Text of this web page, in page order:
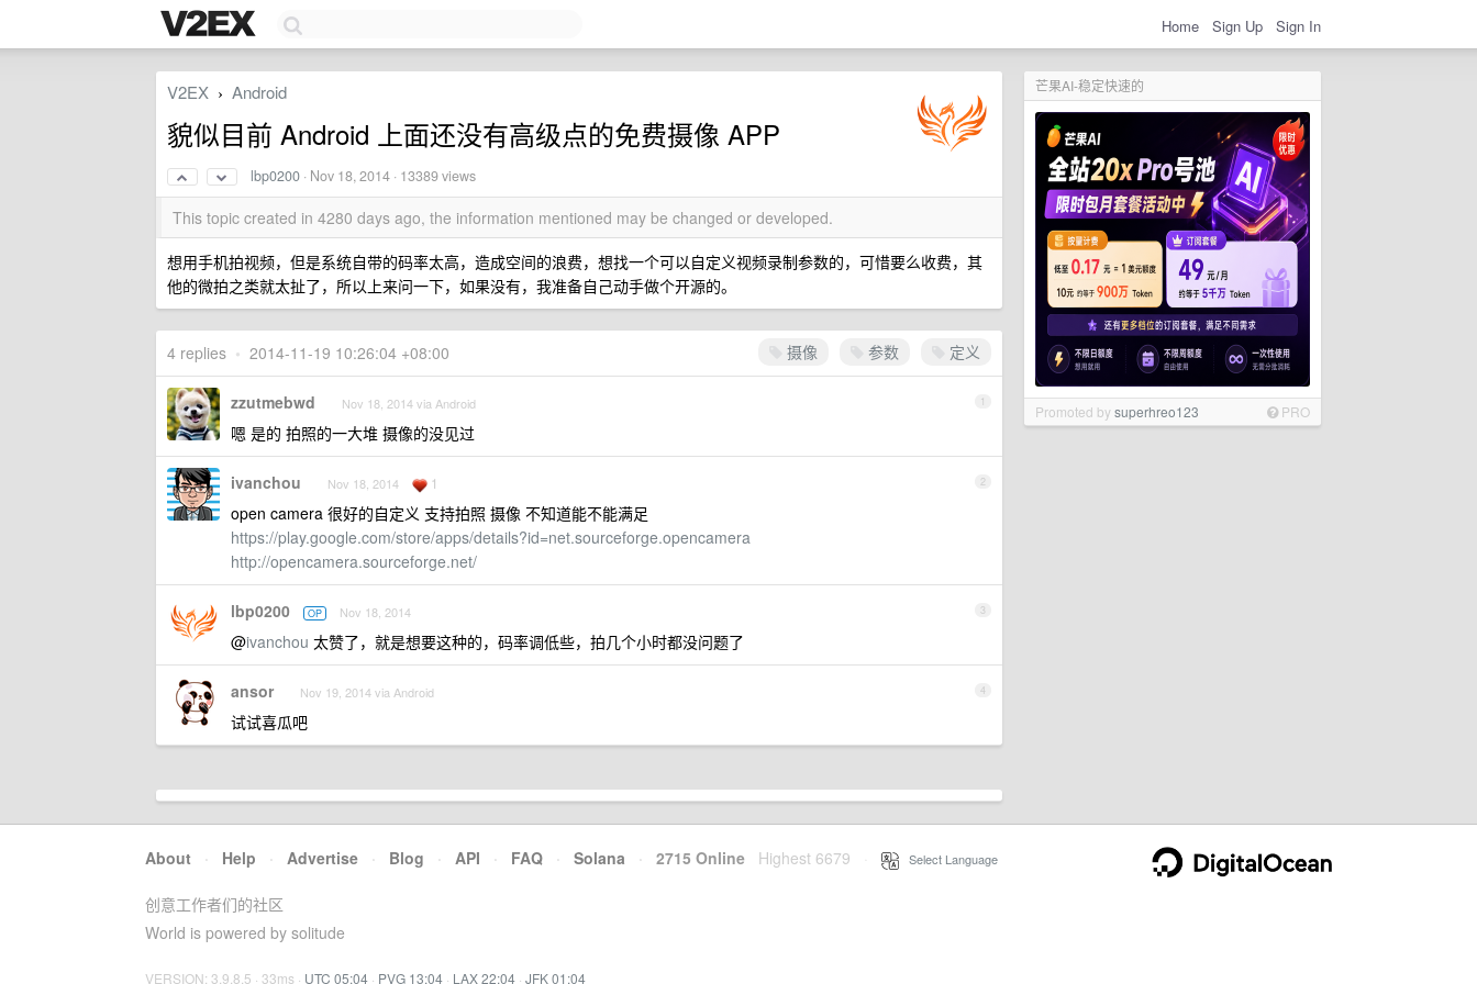
Home Sign Up Sign In
芒果AI-稳定快速的
Promoted bysuperhreo123 PRO
V2EX › Android
貌似目前 Android 上面还没有高级点的免费摄像 APP
lbp0200 · Nov 18, 2014 · 13389 views
This topic created in 4280 days ago, the information mentioned may be changed or developed.
想用手机拍视频，但是系统自带的码率太高，造成空间的浪费，想找一个可以自定义视频录制参数的，可惜要么收费，其
他的微拍之类就太扯了，所以上来问一下，如果没有，我准备自己动手做个开源的。
摄像 参数 定义
4 replies • 2014-11-19 10:26:04 +08:00
1
zzutmebwd Nov 18, 2014 via Android
嗯 是的 拍照的一大堆 摄像的没见过
2
ivanchou Nov 18, 2014 1
open camera 很好的自定义 支持拍照 摄像 不知道能不能满足
https://play.google.com/store/apps/details?id=net.sourceforge.opencamera
http://opencamera.sourceforge.net/
3
lbp0200 OP Nov 18, 2014
@ivanchou 太赞了，就是想要这种的，码率调低些，拍几个小时都没问题了
4
ansor Nov 19, 2014 via Android
试试喜瓜吧
About · Help · Advertise · Blog · API · FAQ · Solana · 2715 Online Highest 6679 Select Language
创意工作者们的社区
World is powered by solitude
VERSION: 3.9.8.5 · 33ms · UTC 05:04 · PVG 13:04 · LAX 22:04 · JFK 01:04